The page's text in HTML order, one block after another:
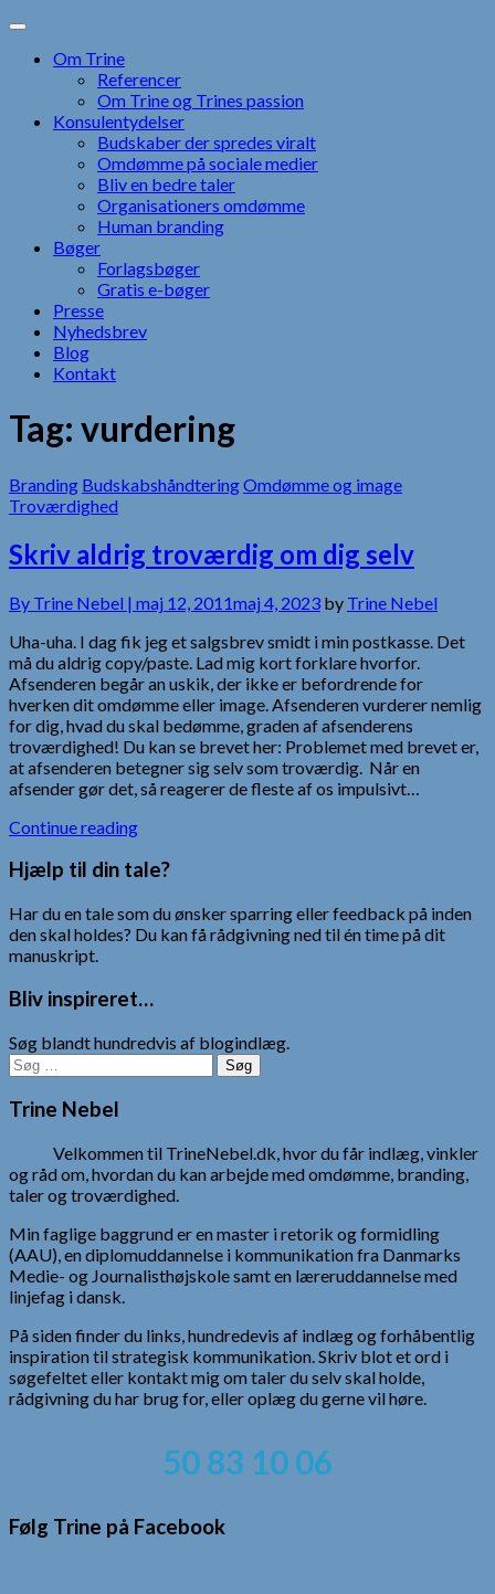
Skip
contentOm Trine
Referencer
Om Trine og Trines passion
Konsulentydelser
Budskaber der spredes viralt
Omdømme på sociale medier
Bliv en bedre taler
Organisationers omdømme
Human branding
Bøger
Forlagsbøger
Gratis e-bøger
Presse
Nyhedsbrev
Blog
Kontakt
Tag: vurdering
Branding BudskabshåndteringOmdømme og image
Troværdighed
Skriv aldrig troværdig om dig selv
By Trine Nebel | maj 12, 2011maj 4, 2023 by Trine Nebel
Uha-uha. I dag fik jeg et salgsbrev smidt i min postkasse. Det
må du aldrig copy/paste. Lad mig kort forklare hvorfor.
Afsenderen begår an uskik, der ikke er befordrende for
hverken dit omdømme eller image. Afsenderen vurderer nemlig
for dig, hvad du skal bedømme, graden af afsenderens
troværdighed! Du kan se brevet her: Problemet med brevet er,
at afsenderen betegner sig selv som troværdig. Når en
afsender gør det, så reagerer de fleste af os impulsivt…
Continue reading
Hjælp til din tale?
Har du en tale som du ønsker sparring eller feedback på inden
den skal holdes? Du kan få rådgivning ned til én time på dit
manuskript.
Bliv inspireret…
Søg blandt hundredvis af blogindlæg.
Søg
efter:
Trine Nebel
Velkommen til TrineNebel.dk, hvor du får indlæg, vinkler
og råd om, hvordan du kan arbejde med omdømme, branding,
taler og troværdighed.
Min faglige baggrund er en master i retorik og formidling
(AAU), en diplomuddannelse i kommunikation fra Danmarks
Medie- og Journalisthøjskole samt en læreruddannelse med
linjefag i dansk.
På siden finder du links, hundredevis af indlæg og forhåbentlig
inspiration til strategisk kommunikation. Skriv blot et ord i
søgefeltet eller kontakt mig om taler du selv skal holde,
rådgivning du har brug for, eller oplæg du gerne vil høre.
50 83 10 06
Følg Trine på Facebook